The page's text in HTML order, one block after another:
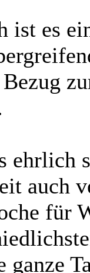
ist es
ehrlich
auch
für
ganze